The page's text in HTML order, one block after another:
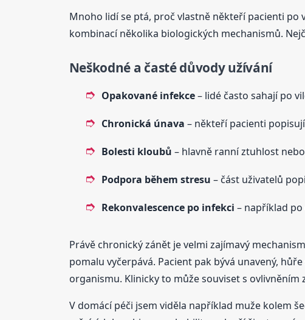
Mnoho lidí se ptá, proč vlastně někteří pacienti
kombinací několika biologických mechanismů.
Neškodné a časté důvody užívání
Opakované infekce– lidé často sahají po
Chronická únava – někteří pacienti
Bolesti kloubů – hlavně ranní ztuhlost
Podpora během stresu – část uživatelů
Rekonvalescence po infekci – například
Právě chronický zánět je velmi zajímavý
pomalu vyčerpává. Pacient pak bývá unavený,
organismu. Klinicky to může souviset s ovlivněním
V domácí péči jsem viděla například muže kolem